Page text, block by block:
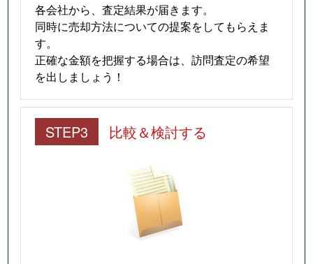
各会社から、査定結果が届きます。
同時に売却方法についての提案をしてもらえま
す。
正確な金額を把握する場合は、訪問査定の希望
を出しましょう！
STEP3 比較＆検討する